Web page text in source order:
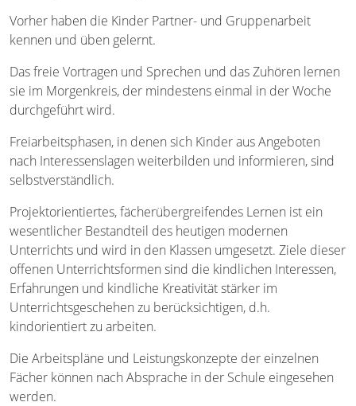
Vorher haben die Kinder Partner- und Gruppenarbeit
kennen und üben gelernt.
Das freie Vortragen und Sprechen und das Zuhören lernen
sie im Morgenkreis, der mindestens einmal in der Woche
durchgeführt wird.
Freiarbeitsphasen, in denen sich Kinder aus Angeboten
nach Interessenslagen weiterbilden und informieren, sind
selbstverständlich.
Projektorientiertes, fächerübergreifendes Lernen ist ein
wesentlicher Bestandteil des heutigen modernen
Unterrichts und wird in den Klassen umgesetzt. Ziele dieser
offenen Unterrichtsformen sind die kindlichen Interessen,
Erfahrungen und kindliche Kreativität stärker im
Unterrichtsgeschehen zu berücksichtigen, d.h.
kindorientiert zu arbeiten.
Die Arbeitspläne und Leistungskonzepte der einzelnen
Fächer können nach Absprache in der Schule eingesehen
werden.